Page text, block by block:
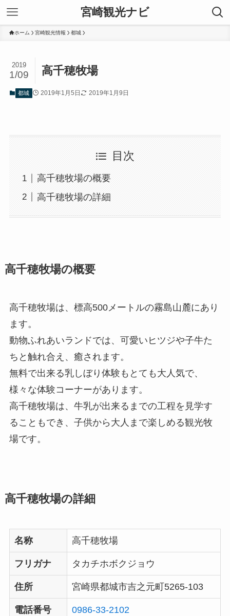
宮崎観光ナビ
ホーム 宮崎観光情報 都城
高千穂牧場
2019
1/09
都城 2019年1月5日 2019年1月9日
目次
高千穂牧場の概要
高千穂牧場の詳細
高千穂牧場の概要
高千穂牧場は、標高500メートルの霧島山麓にあり
ます。
動物ふれあいランドでは、可愛いヒツジや子牛た
ちと触れ合え、癒されます。
無料で出来る乳しぼり体験もとても大人気で、
様々な体験コーナーがあります。
高千穂牧場は、牛乳が出来るまでの工程を見学す
ることもでき、子供から大人まで楽しめる観光牧
場です。
高千穂牧場の詳細
名称 高千穂牧場
フリガナ タカチホボクジョウ
住所 宮崎県都城市吉之元町5265-103
電話番号 0986-33-2102